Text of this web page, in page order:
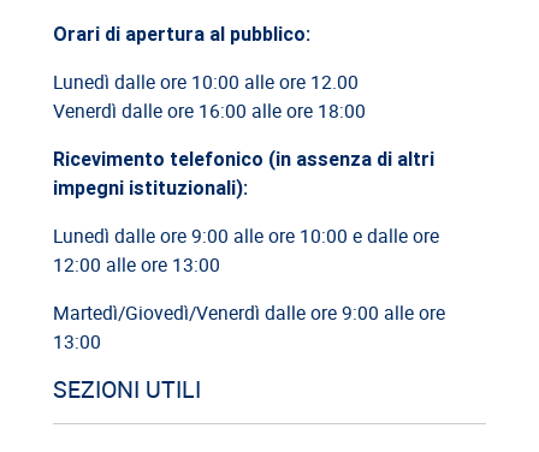
03/06/2026
Cassazione: rischi relativi alla informazione-formazione
Orari di apertura al pubblico:
Lunedì dalle ore 10:00 alle ore 12.00
Venerdì dalle ore 16:00 alle ore 18:00
Ricevimento telefonico (in assenza di altri
impegni istituzionali):
Lunedì dalle ore 9:00 alle ore 10:00 e dalle ore
12:00 alle ore 13:00
Martedì/Giovedì/Venerdì dalle ore 9:00 alle ore
13:00
SEZIONI UTILI